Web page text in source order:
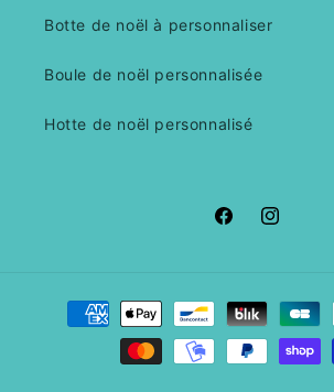
Botte de noël à personnaliser
Boule de noël personnalisée
Hotte de noël personnalisé
FacebookInstagram
Moyens